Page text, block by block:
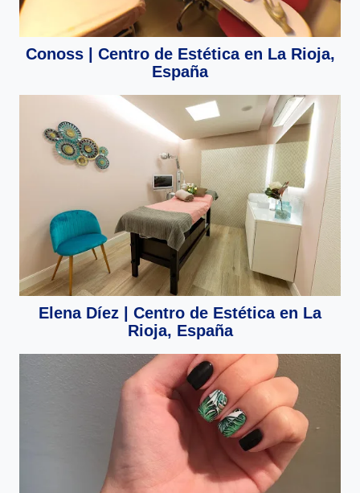
Conoss | Centro de Estética en La Rioja,
España
Elena Díez | Centro de Estética en La
Rioja, España